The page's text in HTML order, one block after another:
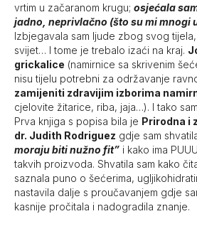
vrtim u začaranom krugu; osjećala
jadno, neprivlačno (što su mi mnogi
Izbjegavala sam ljude zbog svog
svijet… I tome je trebalo izaći na kraj.
grickalice (namirnice sa skrivenim
nisu tijelu potrebni za održavanje
zamijeniti zdravijim izborima
cjelovite žitarice, riba, jaja…). I tako
Prva knjiga s popisa bila je Prirodna i
dr. Judith Rodriguez gdje sam
moraju biti nužno fit” i kako ima
takvih proizvoda. Shvatila sam kako
saznala puno o šećerima,
nastavila dalje s proučavanjem gdje
kasnije pročitala i nadogradila znanje.